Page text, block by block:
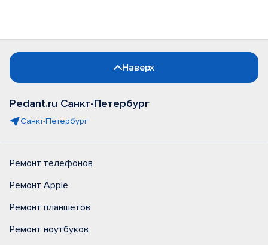
Наверх
Pedant.ru Санкт-Петербург
Санкт-Петербург
Ремонт телефонов
Ремонт Apple
Ремонт планшетов
Ремонт ноутбуков